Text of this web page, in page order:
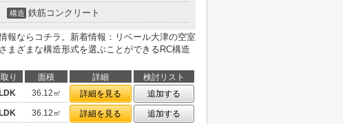
構造 鉄筋コンクリート
報ならコチラ。新着情報：リベール大津の空室
まざまな構造形式を選ぶことができるRC構造
り 面積 詳細
検討リスト
36.12㎡ 詳細を見る
追加する
36.12㎡ 詳細を見る
追加する